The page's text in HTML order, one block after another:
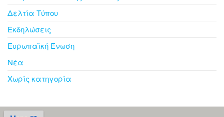
Δελτία Τύπου
Εκδηλώσεις
Ευρωπαϊκή Ένωση
Νέα
Χωρίς κατηγορία